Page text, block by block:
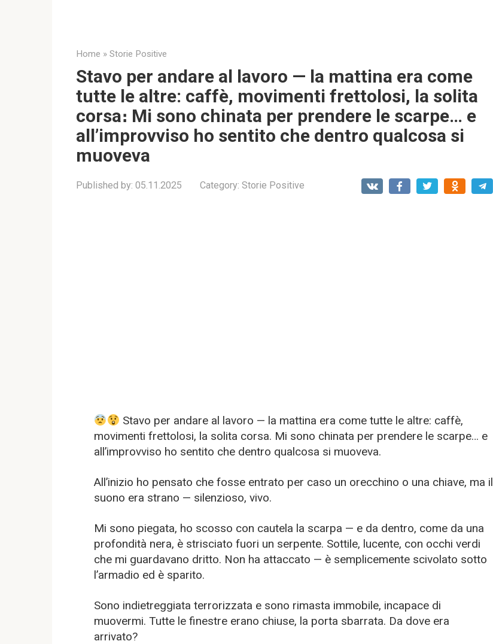
Home » Storie Positive
Stavo per andare al lavoro — la mattina era come
tutte le altre: caffè, movimenti frettolosi, la solita
corsa։ Mi sono chinata per prendere le scarpe… e
all’improvviso ho sentito che dentro qualcosa si
muoveva
Published by: 05.11.2025 Category: Storie Positive
Stavo per andare al lavoro — la mattina era come tutte le altre: caffè,
movimenti frettolosi, la solita corsa. Mi sono chinata per prendere le scarpe… e
all’improvviso ho sentito che dentro qualcosa si muoveva.
All’inizio ho pensato che fosse entrato per caso un orecchino o una chiave, ma il
suono era strano — silenzioso, vivo.
Mi sono piegata, ho scosso con cautela la scarpa — e da dentro, come da una
profondità nera, è strisciato fuori un serpente. Sottile, lucente, con occhi verdi
che mi guardavano dritto. Non ha attaccato — è semplicemente scivolato sotto
l’armadio ed è sparito.
Sono indietreggiata terrorizzata e sono rimasta immobile, incapace di
muovermi. Tutte le finestre erano chiuse, la porta sbarrata. Da dove era
arrivato?